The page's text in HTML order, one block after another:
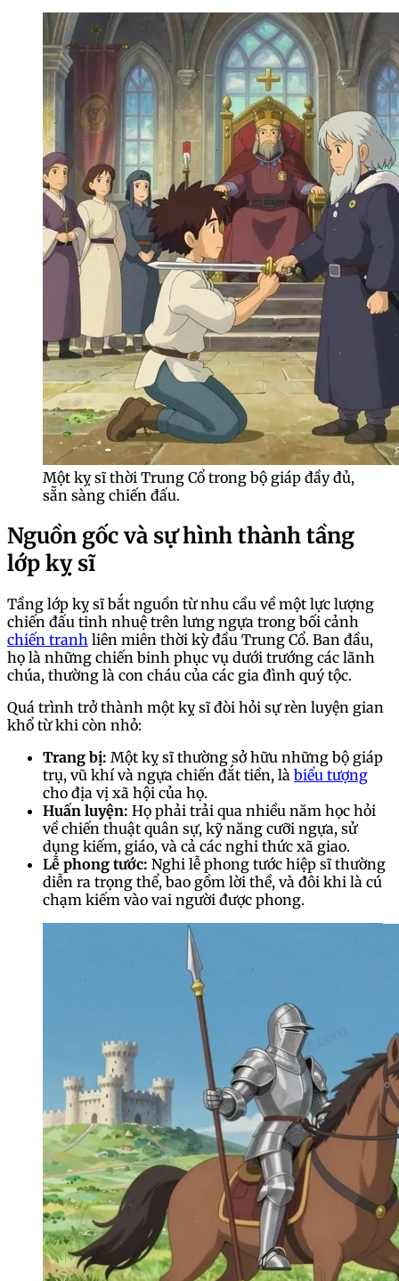
Một kỵ sĩ thời Trung Cổ trong bộ giáp đầy đủ,
sẵn sàng chiến đấu.
Nguồn gốc và sự hình thành tầng
lớp kỵ sĩ
Tầng lớp kỵ sĩ bắt nguồn từ nhu cầu về một lực lượng
chiến đấu tinh nhuệ trên lưng ngựa trong bối cảnh
chiến tranh liên miên thời kỳ đầu Trung Cổ. Ban đầu,
họ là những chiến binh phục vụ dưới trướng các lãnh
chúa, thường là con cháu của các gia đình quý tộc.
Quá trình trở thành một kỵ sĩ đòi hỏi sự rèn luyện gian
khổ từ khi còn nhỏ:
Trang bị: Một kỵ sĩ thường sở hữu những bộ giáp
trụ, vũ khí và ngựa chiến đắt tiền, là biểu tượng
cho địa vị xã hội của họ.
Huấn luyện: Họ phải trải qua nhiều năm học hỏi
về chiến thuật quân sự, kỹ năng cưỡi ngựa, sử
dụng kiếm, giáo, và cả các nghi thức xã giao.
Lễ phong tước: Nghi lễ phong tước hiệp sĩ thường
diễn ra trọng thể, bao gồm lời thề, và đôi khi là cú
chạm kiếm vào vai người được phong.